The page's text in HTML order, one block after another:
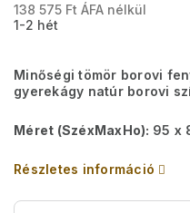
138 575 Ft ÁFA nélkül
1-2 hét
Minőségi tömör borovi
gyerekágy natúr borovi
Méret (SzéxMaxHo): 95 x
Részletes információ